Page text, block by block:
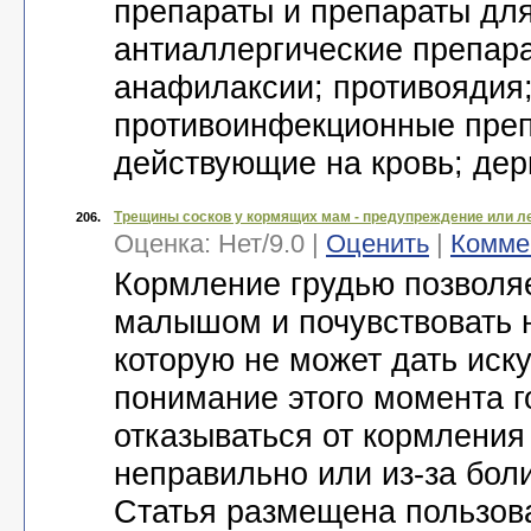
препараты и препараты
антиаллергические
анафилаксии;
противоинфекционные
действующие на кровь;
206. Трещины сосков у кормящих мам - предупреждение или
Оценка: Нет/9.0 | Оценить |
Кормление грудью
малышом и почувствовать
которую не может дать
понимание этого момента
отказываться от
неправильно или из-за
Статья размещена